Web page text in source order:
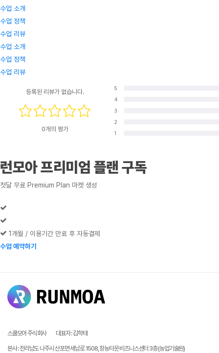
수업 소개
수업 정책
수업 리뷰
수업 소개
수업 정책
수업 리뷰
등록된 리뷰가 없습니다.
0개의 평가
5
4
3
2
1
런모아 프리미엄 플랜 구독
첫달 무료 Premium Plan 마켓 생성
1개월 / 이용기간 만료 후 자동결제
수업 예약하기
스쿨모아 주식회사 대표자:김학태
본사:전라남도 나주시 산포면 세남로 1508, 창농타운 비즈니스센터 3층 (농업기술원)